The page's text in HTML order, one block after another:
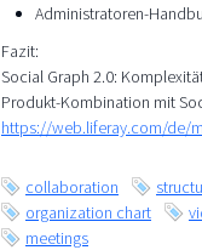
Administratoren-
Fazit:
Social Graph 2.0:
Produkt-Kombination mit
https://web.liferay.com/de/
collaboration
organization chart
meetings